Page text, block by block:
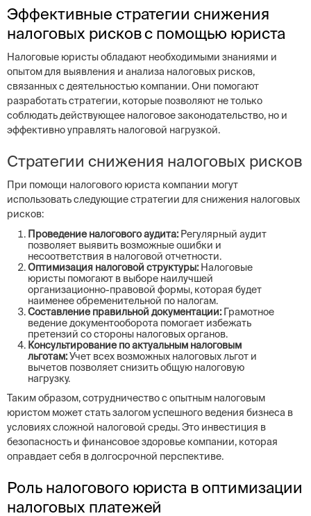
Эффективные стратегии снижения
налоговых рисков с помощью юриста
Налоговые юристы обладают необходимыми знаниями и
опытом для выявления и анализа налоговых рисков,
связанных с деятельностью компании. Они помогают
разработать стратегии, которые позволяют не только
соблюдать действующее налоговое законодательство, но и
эффективно управлять налоговой нагрузкой.
Стратегии снижения налоговых рисков
При помощи налогового юриста компании могут
использовать следующие стратегии для снижения налоговых
рисков:
Проведение налогового аудита: Регулярный аудит
позволяет выявить возможные ошибки и
несоответствия в налоговой отчетности.
Оптимизация налоговой структуры: Налоговые
юристы помогают в выборе наилучшей
организационно-правовой формы, которая будет
наименее обременительной по налогам.
Составление правильной документации: Грамотное
ведение документооборота помогает избежать
претензий со стороны налоговых органов.
Консультирование по актуальным налоговым
льготам:Учет всех возможных налоговых льгот и
вычетов позволяет снизить общую налоговую
нагрузку.
Таким образом, сотрудничество с опытным налоговым
юристом может стать залогом успешного ведения бизнеса в
условиях сложной налоговой среды. Это инвестиция в
безопасность и финансовое здоровье компании, которая
оправдает себя в долгосрочной перспективе.
Роль налогового юриста в оптимизации
налоговых платежей